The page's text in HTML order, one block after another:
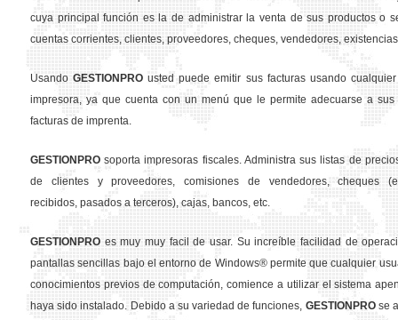
cuya principal función es la de administrar la venta de sus productos o
cuentas corrientes, clientes, proveedores, cheques, vendedores,
Usando GESTION PRO usted puede emitir sus facturas usando
impresora, ya que cuenta con un menú que le permite adecuarse a sus
facturas de imprenta.
GESTION PRO soporta impresoras fiscales. Administra sus listas de
de clientes y proveedores, comisiones de vendedores, cheques
recibidos, pasados a terceros), cajas, bancos, etc.
GESTION PRO es muy muy facil de usar. Su increíble facilidad de
pantallas sencillas bajo el entorno de Windows® permite que cualquier
conocimientos previos de computación, comience a utilizar el sistema
haya sido instalado. Debido a su variedad de funciones, GESTION PROse